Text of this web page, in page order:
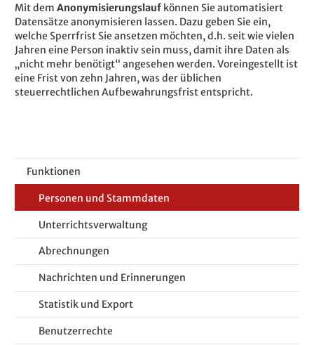
Mit dem Anonymisierungslauf können Sie automatisiert
Datensätze anonymisieren lassen. Dazu geben Sie ein,
welche Sperrfrist Sie ansetzen möchten, d.h. seit wie vielen
Jahren eine Person inaktiv sein muss, damit ihre Daten als
„nicht mehr benötigt“ angesehen werden. Voreingestellt ist
eine Frist von zehn Jahren, was der üblichen
steuerrechtlichen Aufbewahrungsfrist entspricht.
Funktionen
Personen und Stammdaten
Unterrichtsverwaltung
Abrechnungen
Nachrichten und Erinnerungen
Statistik und Export
Benutzerrechte